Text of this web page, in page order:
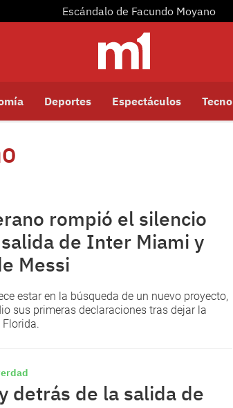
Escándalo de Facundo Moyano
Deportes Espectáculos Tecno
rompió el silencio
de Inter Miami y
Messi
estar en la búsqueda de un nuevo proyecto,
sus primeras declaraciones tras dejar la
detrás de la salida de